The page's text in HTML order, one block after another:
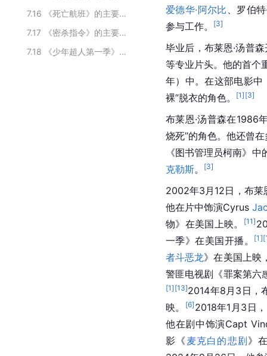
7.16
《死亡航班》的主要演员
7.17
《密杀指令》的主要演员
7.18
《少年超人第一季》的主要演员
爱德华·阿尔比 、罗伯
参与工作。
[3]
毕业后，布莱恩·汤普
等专业片头。他的首个
年）中。在这部电影中
裸”脱衣的角色。
[1] [3]
布莱恩·汤普森在1986
烧死”的角色。他还曾
《图书管理员柯南》
克勒斯。 [3]
2002年3月12日，布莱
他在片中饰演Cyrus
物》在美国上映。
[11]
一季》在美国开播。
[1 ][
者斗恶龙》在美国上映
警匪电视剧《罪案第六
[1] [13]2014年8月3日，
映。
[6] 2018年1月3日
他在剧中饰演Capt
影《 麦克白的悲剧》